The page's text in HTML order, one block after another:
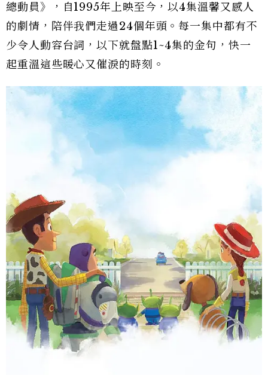
總動員》，自1995年上映至今，以4集溫馨又感人
的劇情，陪伴我們走過24個年頭。每一集中都有不
少令人動容台詞，以下就盤點1~4集的金句，快一
起重溫這些暖心又催淚的時刻。